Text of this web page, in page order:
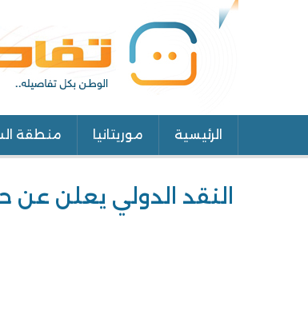
Mainالرئيسية موريتانيا منطقة
النقد الدولي يعلن